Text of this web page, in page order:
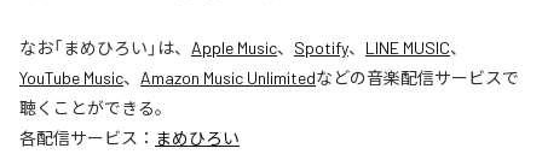
なお「まめひろい 」は、 Apple Music、 Spotify、 LINE MUSIC、
YouTube Music、 Amazon Music Unlimitedなどの音楽配信サービスで
聴くことができる。
各配信サービス： まめひろい